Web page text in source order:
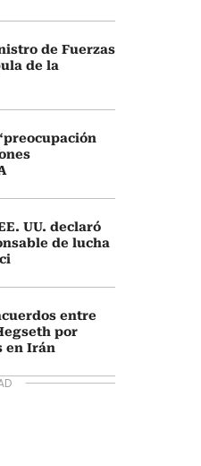
de Fuerzas
de la
UU. declaró
de lucha
entre
por
en Irán